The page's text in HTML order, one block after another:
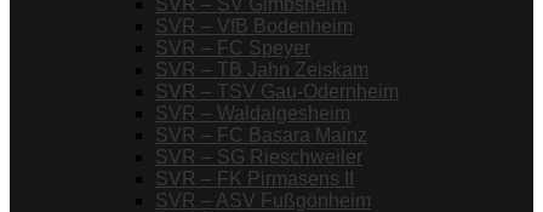
SVR – VfB Bodenheim
SVR – FC Speyer
SVR – TB Jahn Zeiskam
SVR – TSV Gau-Odernheim
SVR – Waldalgesheim
SVR – FC Basara Mainz
SVR – SG Rieschweiler
SVR – FK Pirmasens II
SVR – ASV Fußgönheim